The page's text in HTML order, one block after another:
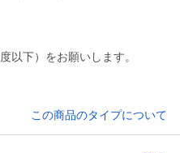
以下）をお願いします。
この商品のタイプについて